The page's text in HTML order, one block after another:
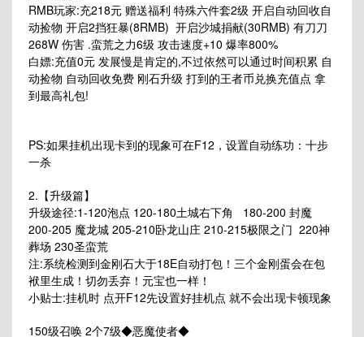
RMB玩家:充218元 赠送福利 特殊六件套2级 开启自动回收自
动捡物 开启2挡狂暴(8RMB) 开启沙城捐献(30RMB) 有刀刀
268W 伤害 .蛮荒之力6级 攻击速度+10 爆率800%
白嫖:充值0元 发展慢是肯定的,不过依然可以通过时间积累 自
动捡物 自动回收免费 刚石升级 打到的王者币兑换充值点 拿
到最高礼包!
PS:如果挂机出现卡到的现象可在F12，设置自动练功：十步
一杀
2.【升级篇】
升级途径:1-120泡点 120-180土城右下角 180-200 封魔
200-205 魔龙城 205-210卧龙山庄 210-215极限之门 220神
葬场 230圣蛮荒
注:系统检测到金刚石大于18E自动打包！三个金刚蛋会在包
袱里生成！切勿丢弃！元宝也一样！
小贴士:挂机时 点开F12先设置好挂机点 就不会出现卡顿现象
150级召唤 2个7级◆恶魔使者◆